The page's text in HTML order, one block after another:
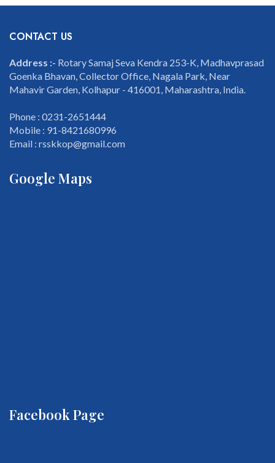
CONTACT US
Address :- Rotary Samaj Seva Kendra 253-K, Madhavprasad
Goenka Bhavan, Collector Office, Nagala Park, Near
Mahavir Garden, Kolhapur - 416001, Maharashtra, India.
Phone : 0231-2651444
Mobile : 91-8421680996
Email : rsskkop@gmail.com
Google Maps
Facebook Page